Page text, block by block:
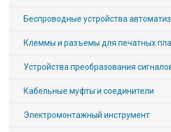
Беспроводные устройства
Клеммы и разъемы для печатных
Устройства преобразования
Кабельные муфты и соединители
Электромонтажный инструмент